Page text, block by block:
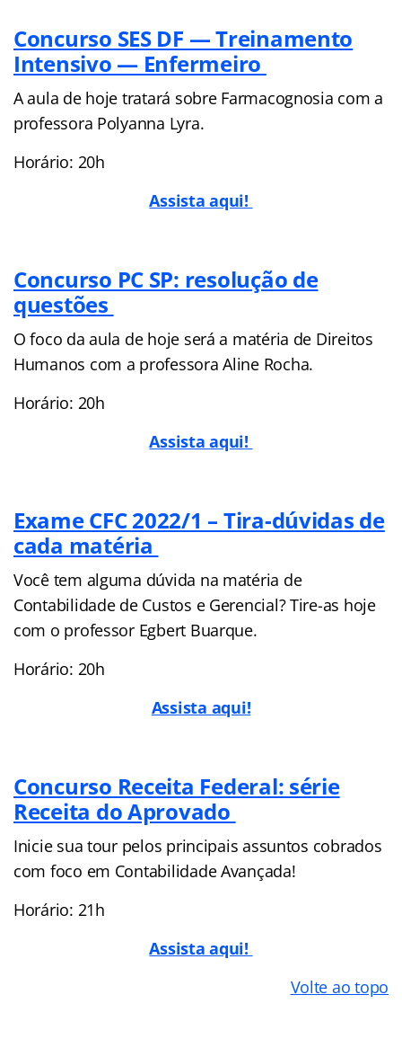
Concurso SES DF — Treinamento
Intensivo — Enfermeiro
A aula de hoje tratará sobre Farmacognosia com a
professora Polyanna Lyra.
Horário: 20h
Assista aqui!
Concurso PC SP: resolução de
questões
O foco da aula de hoje será a matéria de Direitos
Humanos com a professora Aline Rocha.
Horário: 20h
Assista aqui!
Exame CFC 2022/1 – Tira-dúvidas de
cada matéria
Você tem alguma dúvida na matéria de
Contabilidade de Custos e Gerencial? Tire-as hoje
com o professor Egbert Buarque.
Horário: 20h
Assista aqui!
Concurso Receita Federal: série
Receita do Aprovado
Inicie sua tour pelos principais assuntos cobrados
com foco em Contabilidade Avançada!
Horário: 21h
Assista aqui!
Volte ao topo